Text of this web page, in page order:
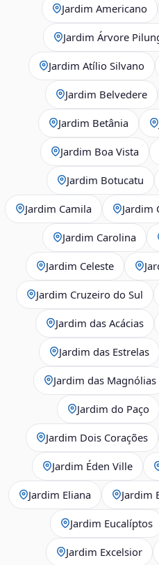
Jardim Americano
Jardim Árvore
Jardim Atílio Silvano
Jardim Belvedere
Jardim Betânia
Jardim Boa Vista
Jardim Botucatu
Jardim Camila Jardim
Jardim Carolina
Jardim Celeste
Jardim Cruzeiro do Sul
Jardim das Acácias
Jardim das Estrelas
Jardim das Magnólias
Jardim do Paço
Jardim Dois Corações
Jardim Éden Ville
Jardim Eliana Jardim
Jardim Eucalíptos
Jardim Excelsior